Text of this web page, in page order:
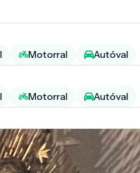
Motorral Autóval
Motorral Autóval